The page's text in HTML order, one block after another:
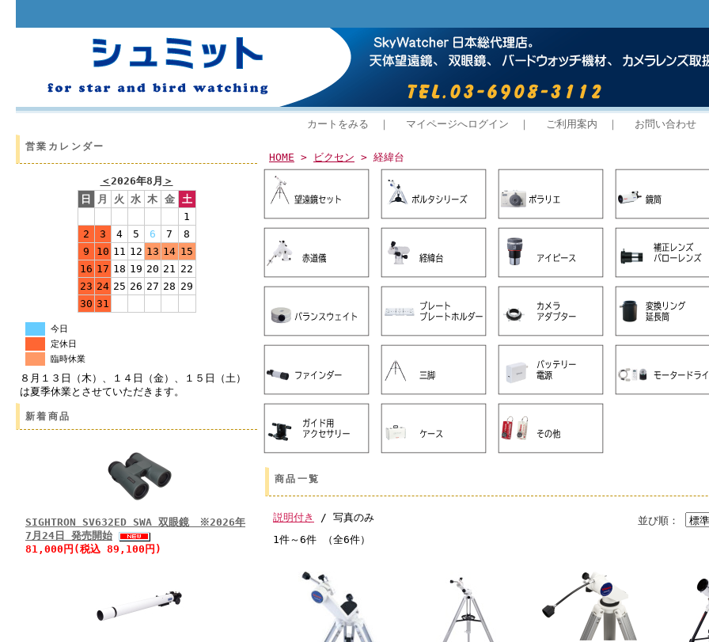
カートをみる ｜ マイページへログイン ｜ ご利用案内 ｜ お問い合わせ
営業カレンダー
＜2026年8月 ＞
日
月 火 水 木 金
土
1
2
3 4 5 6 7
8
9
10 11 12 13 14 15
16 17 18 19 20 21 22
23 24 25 26 27 28 29
30 31
今日
定休日
臨時休業
８月１３日（木）、１４日（金）、１５日（土）
は夏季休業とさせていただきます。
新着商品
SIGHTRON SV632ED SWA 双眼鏡 ※2026年
7月24日 発売開始
81,000円(税込 89,100円)
HOME > ビクセン > 経緯台
商品一覧
並び順：
説明付き
/ 写真のみ
1件～6件 （全6件）